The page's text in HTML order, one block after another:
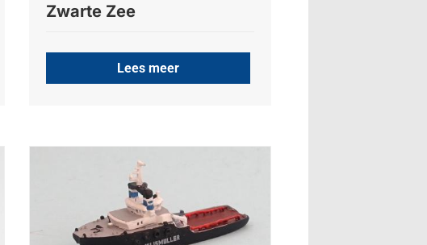
Zwarte Zee
Lees meer